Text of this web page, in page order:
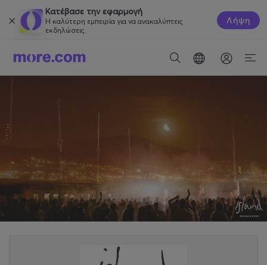
Κατέβασε την εφαρμογή
Η καλύτερη εμπειρία για να ανακαλύπτεις
εκδηλώσεις.
Λήψη